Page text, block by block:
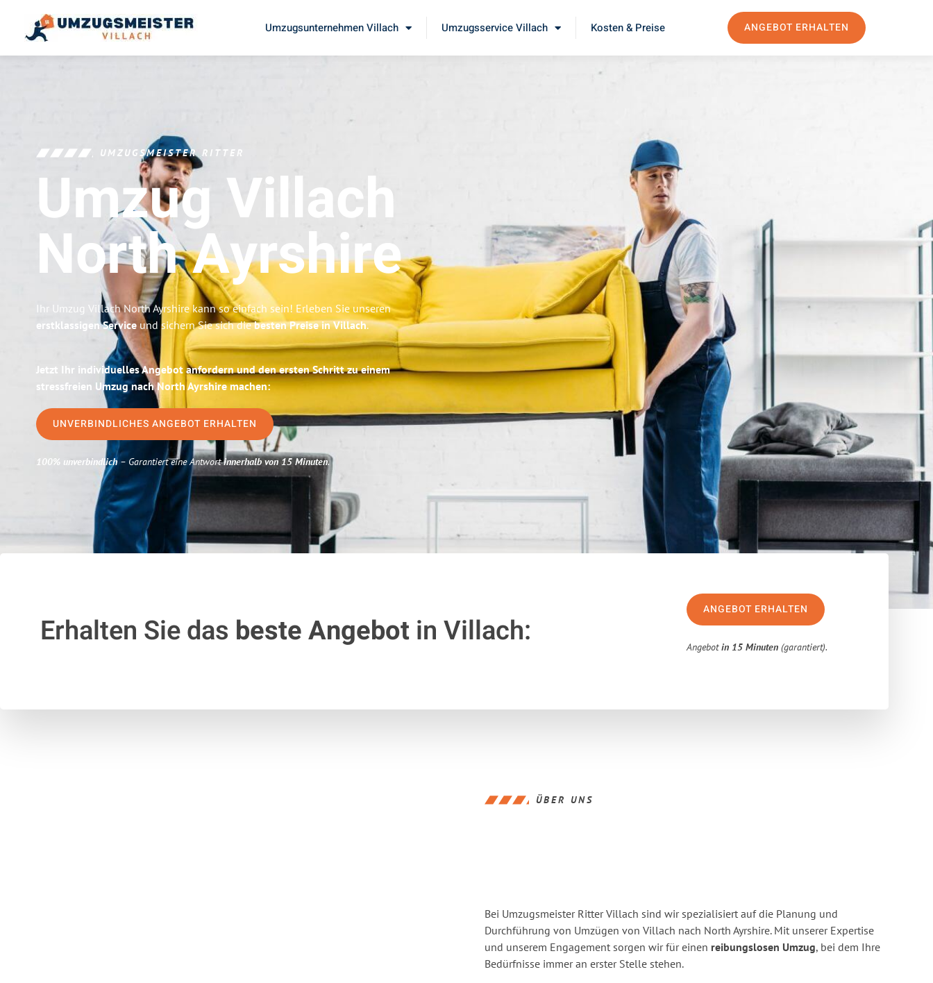
Umzugsunternehmen Villach Umzugsservice Villach Kosten & Preise ANGEBOT ERHALTEN
UMZUGSMEISTER RITTER
Umzug Villach
North Ayrshire
Ihr Umzug Villach North Ayrshire kann so einfach sein! Erleben Sie unseren
erstklassigen Service und sichern Sie sich diebesten Preise in Villach.
Jetzt Ihr individuelles Angebot anfordern und den ersten Schritt zu einem
stressfreien Umzug nach North Ayrshire machen:
UNVERBINDLICHES ANGEBOT ERHALTEN
100% unverbindlich– Garantiert eine Antwortinnerhalb von 15 Minuten.
Erhalten Sie das beste Angebotin Villach:
ANGEBOT ERHALTEN
Angebotin 15 Minuten (garantiert).
ÜBER UNS
Bei Umzugsmeister Ritter Villach sind wir spezialisiert auf die Planung und
Durchführung von Umzügen von Villach nach North Ayrshire. Mit unserer Expertise
und unserem Engagement sorgen wir für einen reibungslosen Umzug, bei dem Ihre
Bedürfnisse immer an erster Stelle stehen.